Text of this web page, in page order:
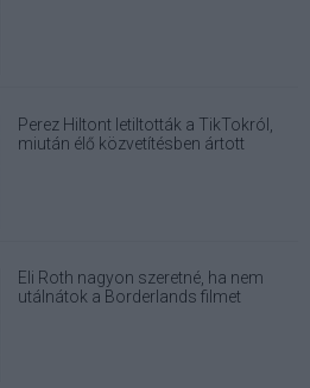
Perez Hiltont letiltották a TikTokról,
miután élő közvetítésben ártott
Eli Roth nagyon szeretné, ha nem
utálnátok a Borderlands filmet